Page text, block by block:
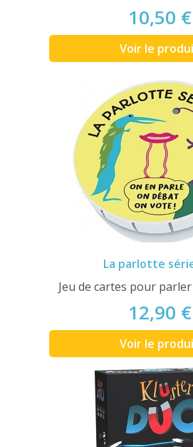
10,50 €
Voir le
La parlotte
Jeu de cartes pour
12,90 €
Voir le